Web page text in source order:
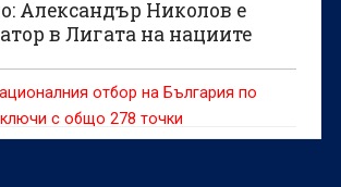
Александър Николов е
в Лигата на нациите
отбор на България по
с общо 278 точки